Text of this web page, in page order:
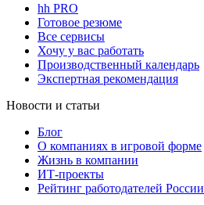
hh PRO
Готовое резюме
Все сервисы
Хочу у вас работать
Производственный календарь
Экспертная рекомендация
Новости и статьи
Блог
О компаниях в игровой форме
Жизнь в компании
ИТ-проекты
Рейтинг работодателей России